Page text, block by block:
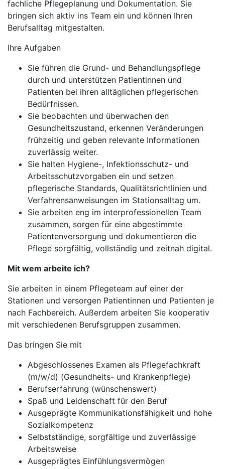
fachliche Pflegeplanung und Dokumentation. Sie
bringen sich aktiv ins Team ein und können Ihren
Berufsalltag mitgestalten.
Ihre Aufgaben
Sie führen die Grund- und Behandlungspflege
durch und unterstützen Patientinnen und
Patienten bei ihren alltäglichen pflegerischen
Bedürfnissen.
Sie beobachten und überwachen den
Gesundheitszustand, erkennen Veränderungen
frühzeitig und geben relevante Informationen
zuverlässig weiter.
Sie halten Hygiene-, Infektionsschutz- und
Arbeitsschutzvorgaben ein und setzen
pflegerische Standards, Qualitätsrichtlinien und
Verfahrensanweisungen im Stationsalltag um.
Sie arbeiten eng im interprofessionellen Team
zusammen, sorgen für eine abgestimmte
Patientenversorgung und dokumentieren die
Pflege sorgfältig, vollständig und zeitnah digital.
Mit wem arbeite ich?
Sie arbeiten in einem Pflegeteam auf einer der
Stationen und versorgen Patientinnen und Patienten je
nach Fachbereich. Außerdem arbeiten Sie kooperativ
mit verschiedenen Berufsgruppen zusammen.
Das bringen Sie mit
Abgeschlossenes Examen als Pflegefachkraft
(m/w/d) (Gesundheits- und Krankenpflege)
Berufserfahrung (wünschenswert)
Spaß und Leidenschaft für den Beruf
Ausgeprägte Kommunikationsfähigkeit und hohe
Sozialkompetenz
Selbstständige, sorgfältige und zuverlässige
Arbeitsweise
Ausgeprägtes Einfühlungsvermögen